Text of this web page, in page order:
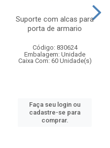
Suporte com alcas para
porta de armario
Código: 830624
Embalagem: Unidade
Caixa Com: 60 Unidade(s)
Faça seu login ou
cadastre-se para
comprar.